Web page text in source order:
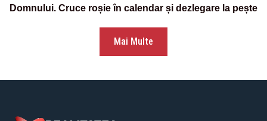
Domnului. Cruce roșie în calendar și dezlegare la pește
Mai Multe